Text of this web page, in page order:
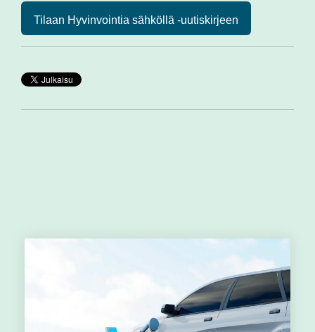
Tilaan Hyvinvointia sähköllä -uutiskirjeen